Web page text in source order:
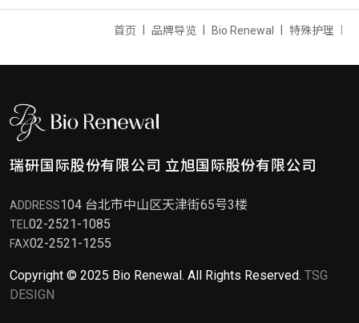
首页 品牌导览 Bio Renewal 特殊护理
瑞研国际股份有限公司 立旭国际股份有限公司
ADDRESS104 台北市中山区天津街65号3楼
TEL 02-2521-1085
FAX02-2521-1255
Copyright © 2025 Bio Renewal. All Rights Reserved. TSG
DESIGN